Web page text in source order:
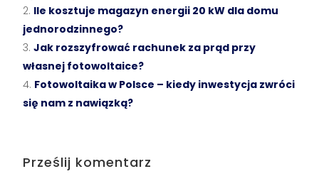
Ile kosztuje magazyn energii 20 kW dla domu
jednorodzinnego?
Jak rozszyfrować rachunek za prąd przy
własnej fotowoltaice?
Fotowoltaika w Polsce – kiedy inwestycja zwróci
się nam z nawiązką?
Prześlij komentarz